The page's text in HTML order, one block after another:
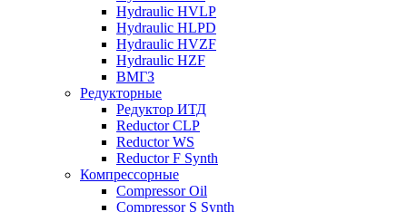
Hydraulic HVLP
Hydraulic HLPD
Hydraulic HVZF
Hydraulic HZF
ВМГЗ
Редукторные
Редуктор ИТД
Reductor CLP
Reductor WS
Reductor F Synth
Компрессорные
Compressor Oil
Compressor S Synth